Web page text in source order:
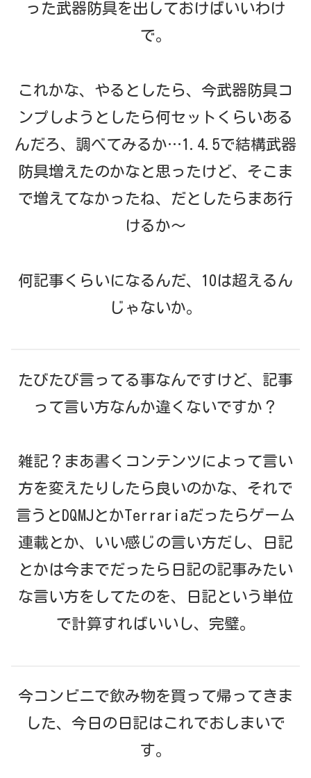
った武器防具を出しておけばいいわけ
で。
これかな、やるとしたら、今武器防具コ
ンプしようとしたら何セットくらいある
んだろ、調べてみるか…1.4.5で結構武器
防具増えたのかなと思ったけど、そこま
で増えてなかったね、だとしたらまあ行
けるか～
何記事くらいになるんだ、10は超えるん
じゃないか。
たびたび言ってる事なんですけど、記事
って言い方なんか違くないですか？
雑記？まあ書くコンテンツによって言い
方を変えたりしたら良いのかな、それで
言うとDQMJとかTerrariaだったらゲーム
連載とか、いい感じの言い方だし、日記
とかは今までだったら日記の記事みたい
な言い方をしてたのを、日記という単位
で計算すればいいし、完璧。
今コンビニで飲み物を買って帰ってきま
した、今日の日記はこれでおしまいで
す。